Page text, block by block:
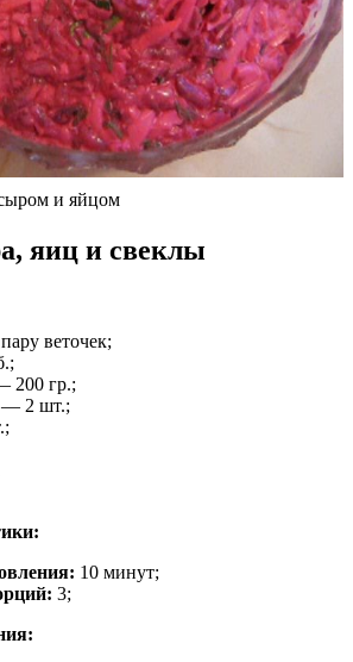
и яйцом
яиц и свеклы
веточек;
200 гр.;
— 2 шт.;
10 минут;
3;